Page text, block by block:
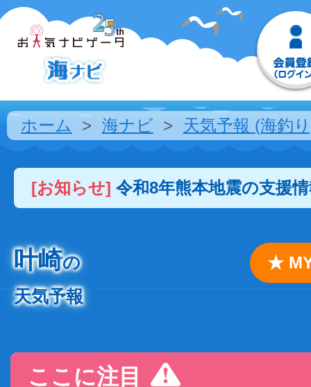
ホーム 海ナビ 天気予報 (海釣
[お知らせ] 令和8年熊本地震の支援
叶崎の
天気予報
★
ここに注目